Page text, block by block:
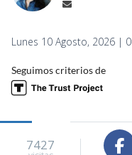
Lunes 10 Agosto, 2026 |
Seguimos criterios de
7427